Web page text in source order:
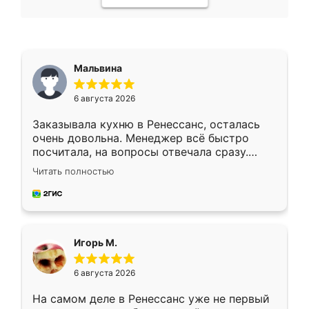
Мальвина
6 августа 2026
Заказывала кухню в Ренессанс, осталась
очень довольна. Менеджер всё быстро
посчитала, на вопросы отвечала сразу.
Замерщик приехал в субботу, подошёл к
делу со всей ответственностью. Собрали
за день, ребята работали аккуратно, даже
Читать полностью
Игорь М.
6 августа 2026
На самом деле в Ренессанс уже не первый